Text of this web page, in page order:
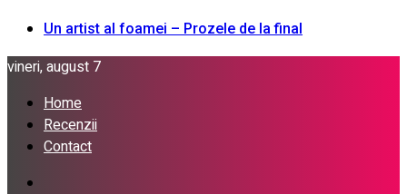
Un artist al foamei – Prozele de la final
vineri, august 7
Home
Recenzii
Contact